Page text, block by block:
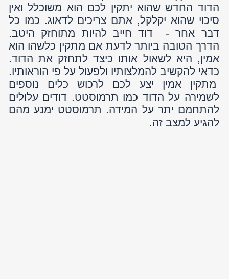
Powered by kidumnet
אור הסהר - חברה להתקנת דודי שמש
ואנרגיה סולארית - לפרטים והזמנות:
מייל:ofer@orhasahar.co.il
ט.ל.ח | כל הזכויות שמורות ©
1800-80-80-50